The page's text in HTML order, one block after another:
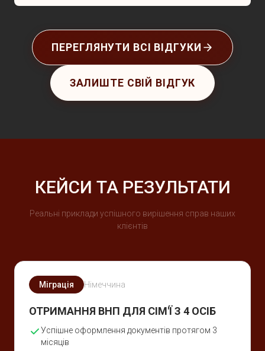
ПЕРЕГЛЯНУТИ ВСІ ВІДГУКИ
ЗАЛИШТЕ СВІЙ ВІДГУК
КЕЙСИ ТА РЕЗУЛЬТАТИ
Реальні приклади успішного вирішення справ наших
клієнтів
Міграція Німеччина
ОТРИМАННЯ ВНП ДЛЯ СІМ'Ї З 4 ОСІБ
Успішне оформлення документів протягом 3
місяців